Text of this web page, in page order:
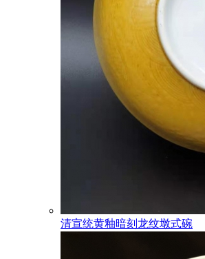
清宣统黄釉暗刻龙纹墩式碗